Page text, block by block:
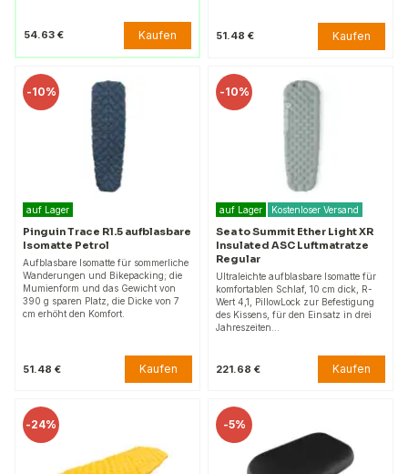
54.63 € Kaufen 51.48 € Kaufen
-10%
auf Lager
Pinguin Trace R1.5 aufblasbare
Isomatte Petrol
Aufblasbare Isomatte für sommerliche
Wanderungen und Bikepacking; die
Mumienform und das Gewicht von
390 g sparen Platz, die Dicke von 7
cm erhöht den Komfort.
51.48 € Kaufen
-10%
auf Lager Kostenloser Versand
Sea to Summit Ether Light XR
Insulated ASC Luftmatratze
Regular
Ultraleichte aufblasbare Isomatte für
komfortablen Schlaf, 10 cm dick, R-
Wert 4,1, PillowLock zur Befestigung
des Kissens, für den Einsatz in drei
Jahreszeiten…
221.68 € Kaufen
-24% -5%